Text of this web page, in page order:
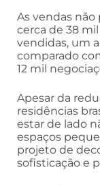
As vendas não
cerca de 38
vendidas, um
comparado
12 mil
Apesar da
residências
estar de lado
espaços
projeto de
sofisticação e